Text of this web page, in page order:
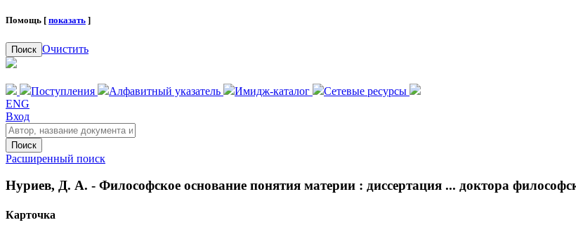
Помощь [ показать ]
Поиск Очистить
Поступления Алфавитный указатель Имидж-каталог
Сетевые ресурсы
ENG
Вход
Поиск
Расширенный поиск
Нуриев, Д. А. - Философское основание понятия материи : диссертация ... доктора
Карточка